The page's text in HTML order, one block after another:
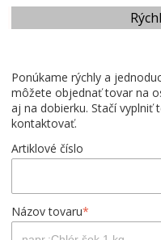
Ponúkame rýchly a
môžete objednať tovar na
aj na dobierku. Stačí vyplniť
kontaktovať.
Artiklové číslo
Názov tovaru*